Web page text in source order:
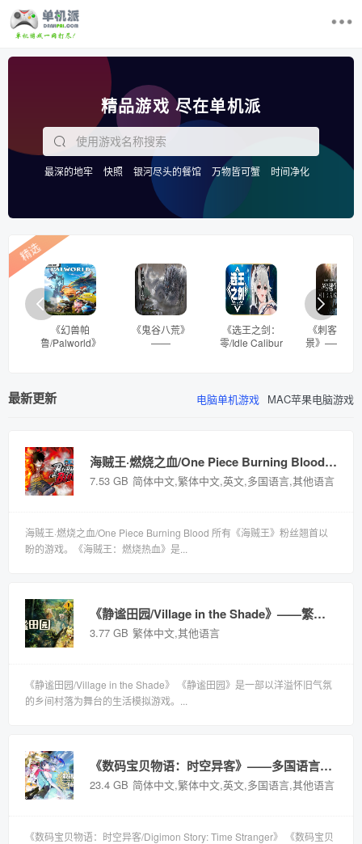
电脑单机游戏
登录/注册
精品游戏 尽在单机派
最深的地牢 快照 银河尽头的餐馆 万物皆可蟹
时间净化
精选
《幻兽帕
鲁/Palworld》
即玩版
《鬼谷八荒》
——
《选王之剑：
零/Idle Calibur
文）免安装解压
即玩版
《刺客信条
景》
最新更新 电脑单机游戏 MAC苹果电脑游戏
海贼王·燃烧之血/One Piece Burning Blood——v1.09多国语言（含简体中文）免安装解压即玩版
7.53 GB 简体中文,繁体中文,英文,多国语言,其他语言
海贼王·燃烧之血/One Piece Burning Blood 所有《海贼王》粉丝翘首以
盼的游戏。《海贼王：燃烧热血》是...
《静谧田园/Village in the Shade》——繁体中文 免安装解压即玩版
3.77 GB 繁体中文,其他语言
《静谧田园/Village in the Shade》 《静谧田园》是一部以洋溢怀旧气氛
的乡间村落为舞台的生活模拟游戏。...
《数码宝贝物语：时空异客》——多国语言（含简体中文）免安装解压即玩版
23.4 GB 简体中文,繁体中文,英文,多国语言,其他语言
《数码宝贝物语：时空异客/Digimon Story: Time Stranger》 《数码宝贝